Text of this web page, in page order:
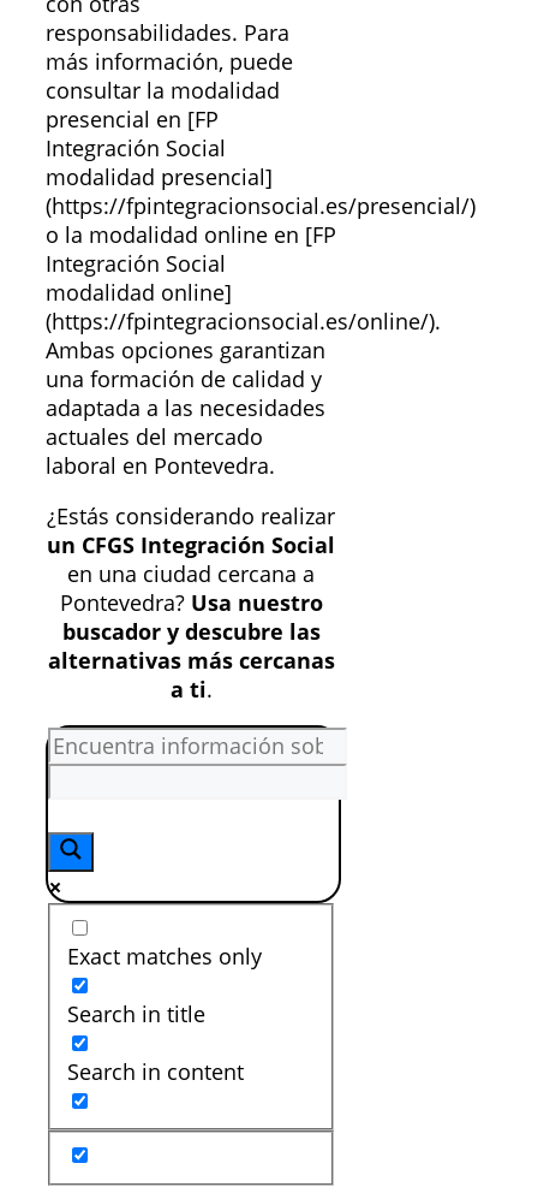
responsabilidades. Para
más información, puede
consultar la modalidad
presencial en [FP
Integración Social
modalidad presencial]
(https://fpintegracionsocial.es/presencial/)
o la modalidad online en [FP
Integración Social
modalidad online]
(https://fpintegracionsocial.es/online/).
Ambas opciones garantizan
una formación de calidad y
adaptada a las necesidades
actuales del mercado
laboral en Pontevedra.
¿Estás considerando realizar
un CFGS Integración Social
en una ciudad cercana a
Pontevedra? Usa nuestro
buscador y descubre las
alternativas más cercanas
a ti.
Exact matches only
Search in title
Search in content